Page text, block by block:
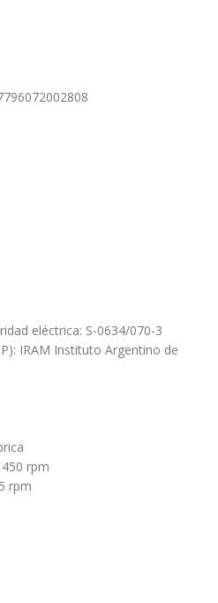
eléctrica: S-0634/070-3
IRAM Instituto Argentino de
rpm
rpm